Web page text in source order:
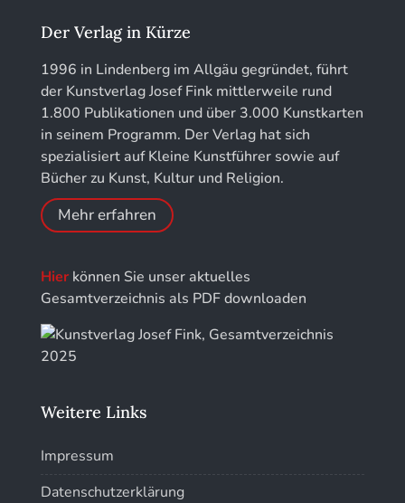
Jahresschriften der DGC Deutsche Gesellschaft
für Chronometrie
Jahrbuch der Stiftung Thüringer Schlösser und
Gärten
Der Verlag in Kürze
1996 in Lindenberg im Allgäu gegründet, führt
der Kunstverlag Josef Fink mittlerweile rund
1.800 Publikationen und über 3.000 Kunstkarten
in seinem Programm. Der Verlag hat sich
spezialisiert auf Kleine Kunstführer sowie auf
Bücher zu Kunst, Kultur und Religion.
Mehr erfahren
Hierkönnen Sie unser aktuelles
Gesamtverzeichnis als PDF downloaden
Weitere Links
Impressum
Datenschutzerklärung